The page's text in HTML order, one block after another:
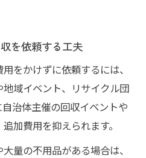
を依頼する工夫
をかけずに依頼するには、
域イベント、リサイクル団
治体主催の回収イベントや
加費用を抑えられます。
量の不用品がある場合は、